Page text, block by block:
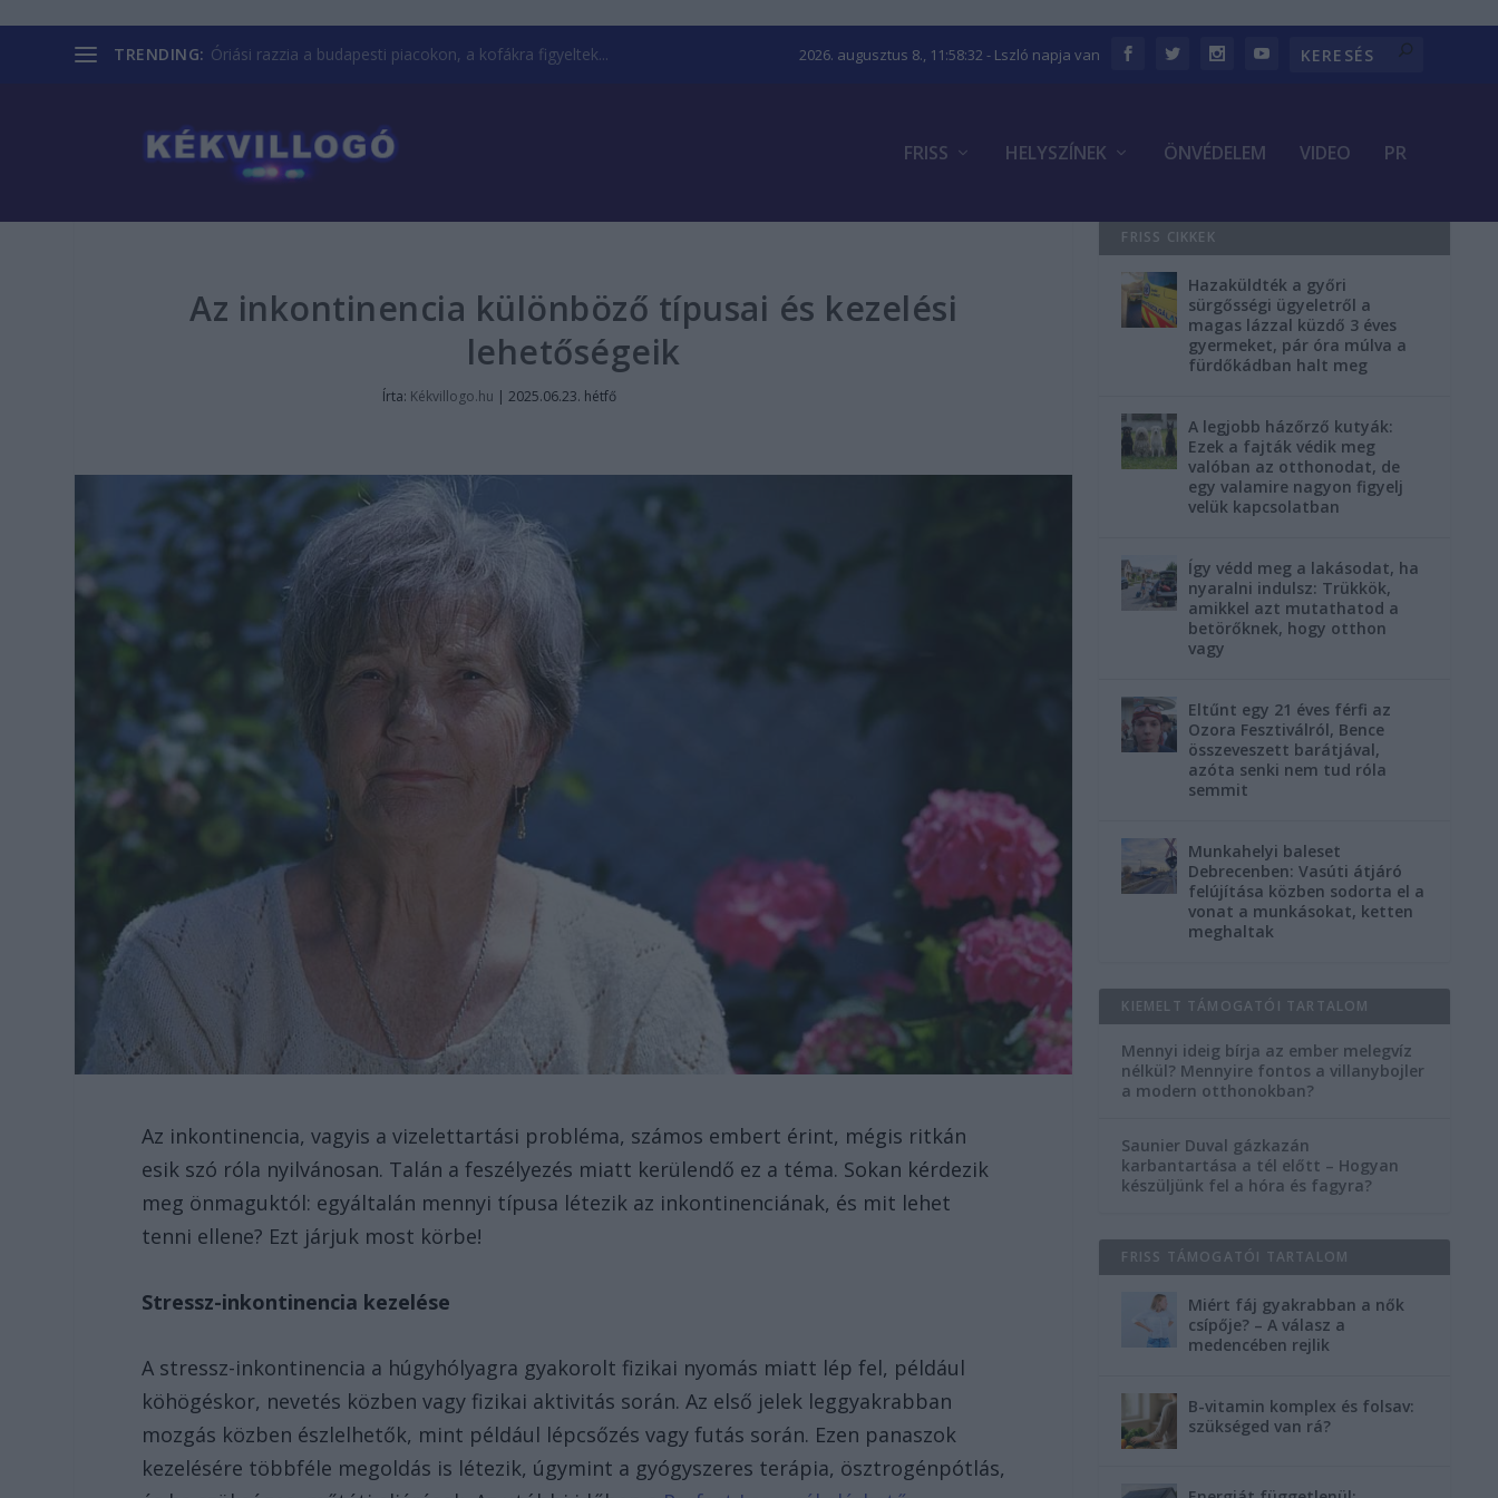
TRENDING: Óriási razzia a budapesti piacokon, a kofákra figyeltek... 2026. augusztus 8., 11:58:33 - Lszló napja van
FRISS HELYSZÍNEK ÖNVÉDELEM VIDEO PR
Az inkontinencia különböző típusai és kezelési
lehetőségeik
Írta: Kékvillogo.hu |2025.06.23. hétfő
Az inkontinencia, vagyis a vizelettartási probléma, számos embert érint, mégis ritkán
esik szó róla nyilvánosan. Talán a feszélyezés miatt kerülendő ez a téma. Sokan kérdezik
meg önmaguktól: egyáltalán mennyi típusa létezik az inkontinenciának, és mit lehet
tenni ellene? Ezt járjuk most körbe!
Stressz-inkontinencia kezelése
A stressz-inkontinencia a húgyhólyagra gyakorolt fizikai nyomás miatt lép fel, például
köhögéskor, nevetés közben vagy fizikai aktivitás során. Az első jelek leggyakrabban
mozgás közben észlelhetők, mint például lépcsőzés vagy futás során. Ezen panaszok
kezelésére többféle megoldás is létezik, úgymint a gyógyszeres terápia, ösztrogénpótlás,
FRISS CIKKEK
Hazaküldték a győri
sürgősségi ügyeletről a
magas lázzal küzdő 3 éves
gyermeket, pár óra múlva a
fürdőkádban halt meg
A legjobb házőrző kutyák:
Ezek a fajták védik meg
valóban az otthonodat, de
egy valamire nagyon figyelj
velük kapcsolatban
Így védd meg a lakásodat, ha
nyaralni indulsz: Trükkök,
amikkel azt mutathatod a
betörőknek, hogy otthon
vagy
Eltűnt egy 21 éves férfi az
Ozora Fesztiválról, Bence
összeveszett barátjával,
azóta senki nem tud róla
semmit
Munkahelyi baleset
Debrecenben: Vasúti átjáró
felújítása közben sodorta el a
vonat a munkásokat, ketten
meghaltak
KIEMELT TÁMOGATÓI TARTALOM
Mennyi ideig bírja az ember melegvíz
nélkül? Mennyire fontos a villanybojler
a modern otthonokban?
Saunier Duval gázkazán
karbantartása a tél előtt – Hogyan
készüljünk fel a hóra és fagyra?
FRISS TÁMOGATÓI TARTALOM
Miért fáj gyakrabban a nők
csípője? – A válasz a
medencében rejlik
B-vitamin komplex és folsav:
szükséged van rá?